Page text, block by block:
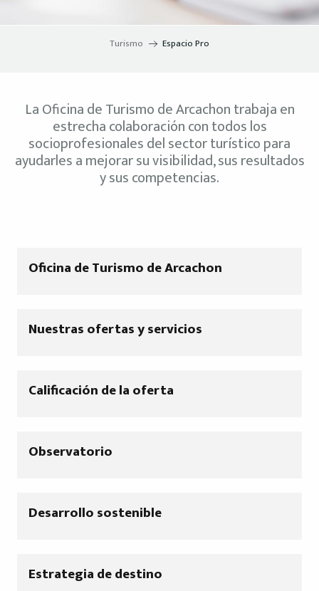
Turismo Espacio Pro
La Oficina de Turismo de Arcachon trabaja en
estrecha colaboración con todos los
socioprofesionales del sector turístico para
ayudarles a mejorar su visibilidad, sus resultados
y sus competencias.
Oficina de Turismo de Arcachon
Nuestras ofertas y servicios
Calificación de la oferta
Observatorio
Desarrollo sostenible
Estrategia de destino